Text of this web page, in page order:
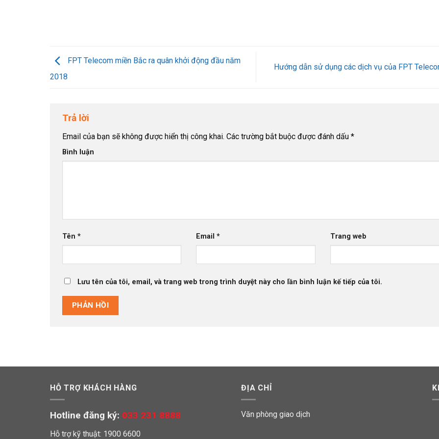
FPT Telecom miền Bắc ra quân khởi động đầu năm
2018
Hướng dẫn sử dụng các dịch vụ của FPT
Trả lời
Email của bạn sẽ không được hiển thị công khai. Các trường bắt buộc được đánh dấu *
Bình luận
Tên * Email* Trang web
Lưu tên của tôi, email, và trang web trong trình duyệt này cho lần bình luận kế tiếp của tôi.
HỖ TRỢ KHÁCH HÀNG
Hotline đăng ký: 033 231 8888
Hỗ trợ kỹ thuật: 1900 6600
ĐỊA CHỈ
Văn phòng giao dịch